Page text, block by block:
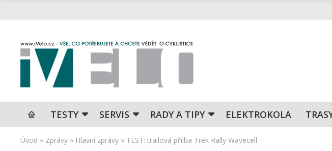
TESTY SERVIS RADY A TIPY ELEKTROKOLA
Úvod » Zprávy » Hlavní zprávy » TEST: trailová přilba Trek Rally Wavecell